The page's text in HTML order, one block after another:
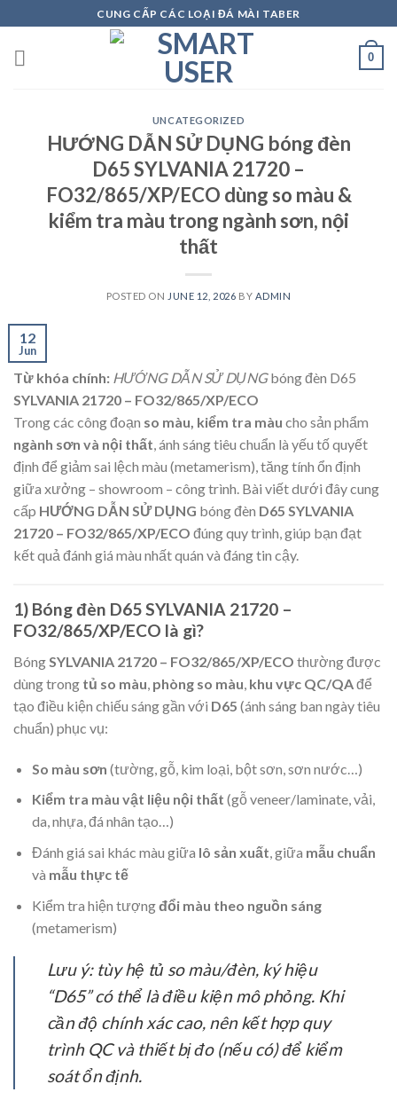
to
content
CUNG CẤP CÁC LOẠI ĐÁ MÀI TABER
0
UNCATEGORIZED
HƯỚNG DẪN SỬ DỤNG bóng đèn
D65 SYLVANIA 21720 –
FO32/865/XP/ECO dùng so màu &
kiểm tra màu trong ngành sơn, nội
thất
POSTED ON JUNE 12, 2026 BY ADMIN
12
Jun
Từ khóa chính: HƯỚNG DẪN SỬ DỤNGbóng đèn D65
SYLVANIA 21720 – FO32/865/XP/ECO
Trong các công đoạn so màu, kiểm tra màu cho sản phẩm
ngành sơn và nội thất , ánh sáng tiêu chuẩn là yếu tố quyết
định để giảm sai lệch màu (metamerism), tăng tính ổn định
giữa xưởng – showroom – công trình. Bài viết dưới đây cung
cấp HƯỚNG DẪN SỬ DỤNG bóng đèn D65 SYLVANIA
21720 – FO32/865/XP/ECO đúng quy trình, giúp bạn đạt
kết quả đánh giá màu nhất quán và đáng tin cậy.
1) Bóng đèn D65 SYLVANIA 21720 –
FO32/865/XP/ECO là gì?
BóngSYLVANIA 21720 – FO32/865/XP/ECO thường được
dùng trong tủ so màu, phòng so màu, khu vực QC/QAđể
tạo điều kiện chiếu sáng gần với D65 (ánh sáng ban ngày tiêu
chuẩn) phục vụ:
So màu sơn (tường, gỗ, kim loại, bột sơn, sơn nước…)
Kiểm tra màu vật liệu nội thất (gỗ veneer/laminate, vải,
da, nhựa, đá nhân tạo…)
Đánh giá sai khác màu giữa lô sản xuất, giữa mẫu chuẩn
và mẫu thực tế
Kiểm tra hiện tượngđổi màu theo nguồn sáng
(metamerism)
Lưu ý: tùy hệ tủ so màu/đèn, ký hiệu
“D65” có thể là điều kiện mô phỏng. Khi
cần độ chính xác cao, nên kết hợp quy
trình QC và thiết bị đo (nếu có) để kiểm
soát ổn định.